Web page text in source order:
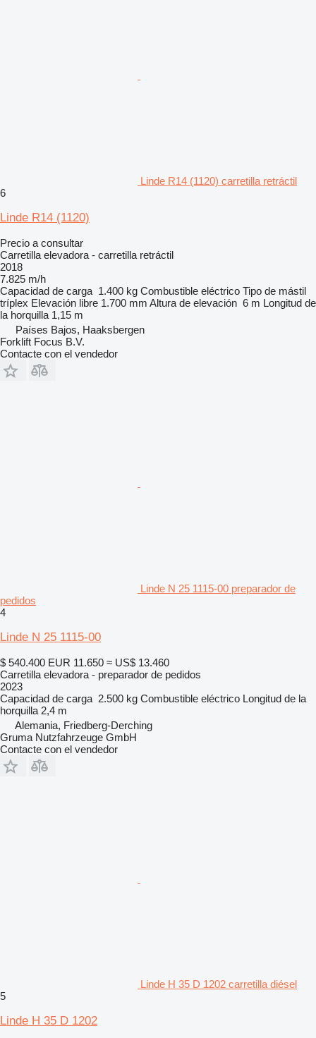
Linde R14 (1120) carretilla retráctil
6
Linde R14 (1120)
Precio a consultar
Carretilla elevadora - carretilla retráctil
2018
7.825 m/h
Capacidad de carga 1.400 kg Combustible eléctrico Tipo de mástil
tríplex Elevación libre 1.700 mm Altura de elevación 6 m Longitud de
la horquilla 1,15 m
Países Bajos, Haaksbergen
Forklift Focus B.V.
Contacte con el vendedor
Linde N 25 1115-00 preparador de
pedidos
4
Linde N 25 1115-00
$ 540.400 EUR 11.650 ≈ US$ 13.460
Carretilla elevadora - preparador de pedidos
2023
Capacidad de carga 2.500 kg Combustible eléctrico Longitud de la
horquilla 2,4 m
Alemania, Friedberg-Derching
Gruma Nutzfahrzeuge GmbH
Contacte con el vendedor
Linde H 35 D 1202 carretilla diésel
5
Linde H 35 D 1202